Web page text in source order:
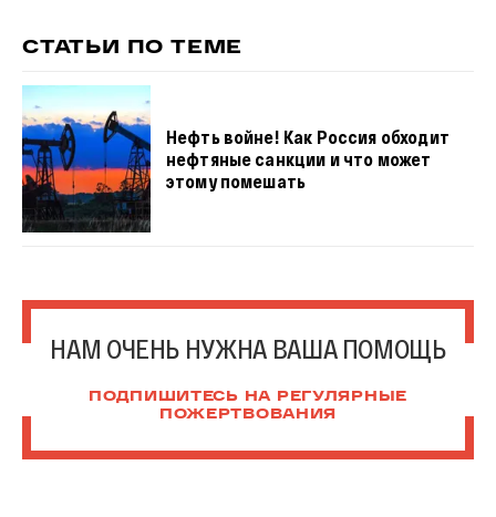
СТАТЬИ ПО ТЕМЕ
Нефть войне! Как Россия обходит
нефтяные санкции и что может
этому помешать
НАМ ОЧЕНЬ НУЖНА ВАША ПОМОЩЬ
ПОДПИШИТЕСЬ НА РЕГУЛЯРНЫЕ
ПОЖЕРТВОВАНИЯ